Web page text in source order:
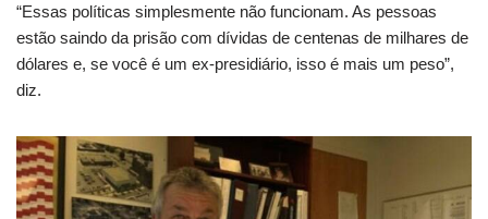
“Essas políticas simplesmente não funcionam. As pessoas
estão saindo da prisão com dívidas de centenas de milhares de
dólares e, se você é um ex-presidiário, isso é mais um peso”,
diz.